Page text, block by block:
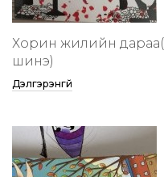
Хорин жилийн дараа(
шинэ)
Дэлгэрэнгүй